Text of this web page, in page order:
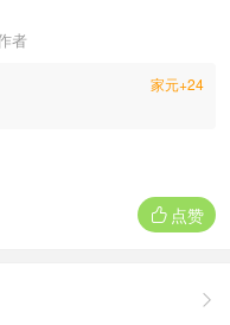
者
家元+24
 点赞
